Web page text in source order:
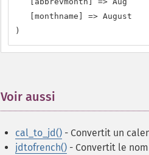
   [monthname] => August
)
Voir aussi
cal_to_jd() - Convertit un
jdtofrench() - Convertit le